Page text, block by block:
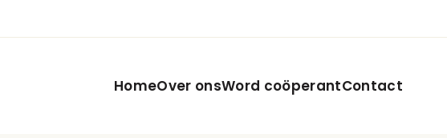
HomeOver onsWord coöperantContact